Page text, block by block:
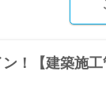
！【建築施